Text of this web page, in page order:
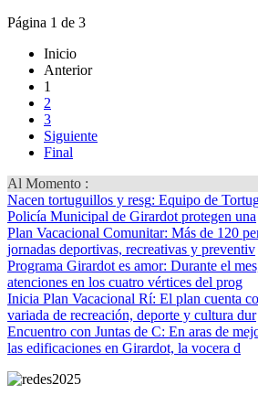
Página 1 de 3
Inicio
Anterior
1
2
3
Siguiente
Final
Al Momento :
Nacen tortuguillos y resg: Equipo de
Policía Municipal de Girardot protegen una
Plan Vacacional Comunitar: Más de 120
jornadas deportivas, recreativas y preventiv
Programa Girardot es amor: Durante el
atenciones en los cuatro vértices del prog
Inicia Plan Vacacional Rí: El plan cuenta
variada de recreación, deporte y cultura dur
Encuentro con Juntas de C: En aras de
las edificaciones en Girardot, la vocera d